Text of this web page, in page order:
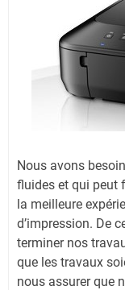
Nous avons
fluides et qui peut
la meilleure
d’impression. De
terminer nos
que les travaux
nous assurer que